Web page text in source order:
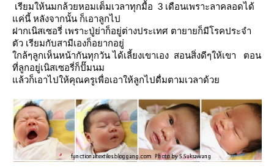
เรียมให้นมกล้วยหอมเต็มเวลาทุกมื้อ 3 เดือนเพราะลาคลอดได้
ค่นี้ หลังจากนั้น ก็เอาลูกไป
ฝากเนิสเซอรี่ เพราะปู่ย่าก็อยู่ต่างประเทศ ตายายก็มีโรคประจำ
ตัว เรียมกับสามีเองก็อยากอยู่
กล้ๆลูกเห็นหน้ากันทุกวัน ได้เลี้ยงเขาเอง สอนสิ่งดีๆให้เขา ตอน
ที่ลูกอยู่เนิสเซอรี่ก็ปั๊มนม
ล้วก็เอาไปให้คุณครูเพื่อเอาให้ลูกไปดื่มตามเวลาด้ว